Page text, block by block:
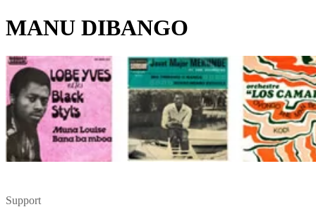
MANU DIBANGO
Support